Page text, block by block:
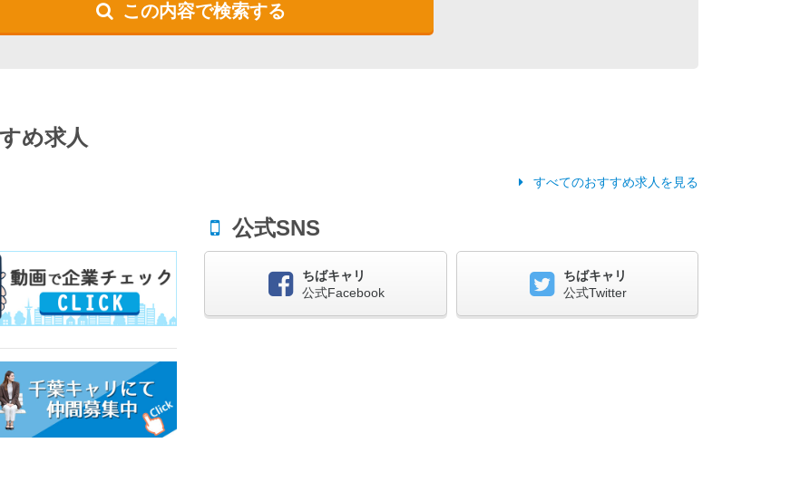
この内容で検索する
め求人
すべてのおすすめ求人を見る
公式SNS
ちばキャリ
公式Facebook
ちばキャリ
公式Twitter